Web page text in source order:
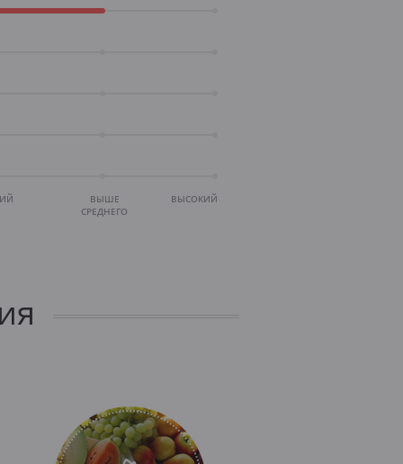
ВЫШЕ
СРЕДНЕГО
ВЫСОКИЙ